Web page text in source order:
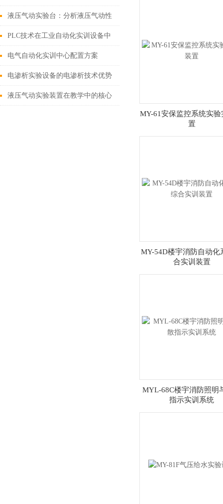
力技能培训
液压气动实验台：分析液压气动性
能的实验室设备
PLC技术在工业自动化实训设备中
的作用
电气自动化实训中心配置方案
电渗析实验设备的电渗析技术优势
液压气动实验装置在教学中的核心
MY-61安保监控系统实验
置
MY-54D楼宇消防自动化
合实训装置
MYL-68C楼宇消防照明
指示实训系统